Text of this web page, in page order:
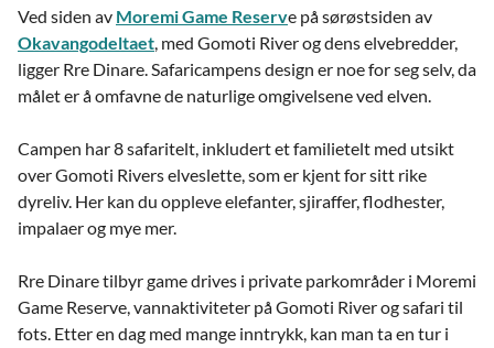
Ved siden av Moremi Game Reserve på sørøstsiden av
Okavangodeltaet, med Gomoti River og dens elvebredder,
ligger Rre Dinare. Safaricampens design er noe for seg selv, da
målet er å omfavne de naturlige omgivelsene ved elven.
Campen har 8 safaritelt, inkludert et familietelt med utsikt
over Gomoti Rivers elveslette, som er kjent for sitt rike
dyreliv. Her kan du oppleve elefanter, sjiraffer, flodhester,
impalaer og mye mer.
Rre Dinare tilbyr game drives i private parkområder i Moremi
Game Reserve, vannaktiviteter på Gomoti River og safari til
fots. Etter en dag med mange inntrykk, kan man ta en tur i